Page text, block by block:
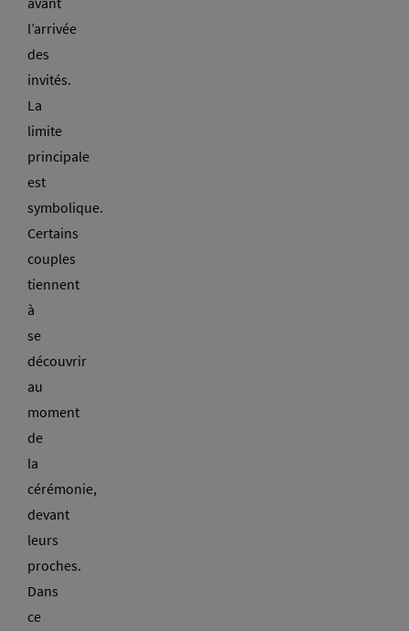
l’arrivée
des
invités.
La
limite
principale
est
symbolique.
Certains
couples
tiennent
à
se
découvrir
au
moment
de
la
cérémonie,
devant
leurs
proches.
Dans
ce